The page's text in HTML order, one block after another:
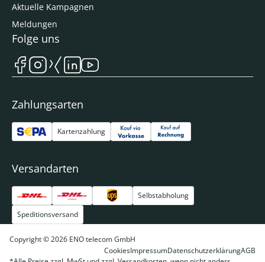
Aktuelle Kampagnen
Meldungen
Zahlungsarten
Kartenzahlung
Versandarten
Selbstabholung
Speditionsversand
Folge uns
Copyright © 2026 ENO telecom GmbH
CookiesImpressumDatenschutzerklärungAGB